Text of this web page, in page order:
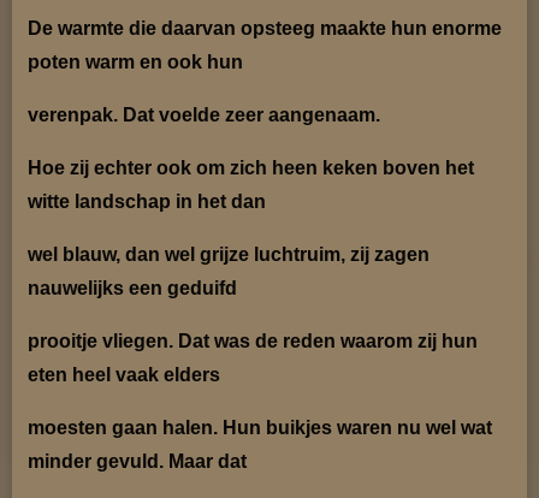
De warmte die daarvan opsteeg maakte hun enorme
poten warm en ook hun
verenpak. Dat voelde zeer aangenaam.
Hoe zij echter ook om zich heen keken boven het
witte landschap in het dan
wel blauw, dan wel grijze luchtruim, zij zagen
nauwelijks een geduifd
prooitje vliegen. Dat was de reden waarom zij hun
eten heel vaak elders
moesten gaan halen. Hun buikjes waren nu wel wat
minder gevuld. Maar dat